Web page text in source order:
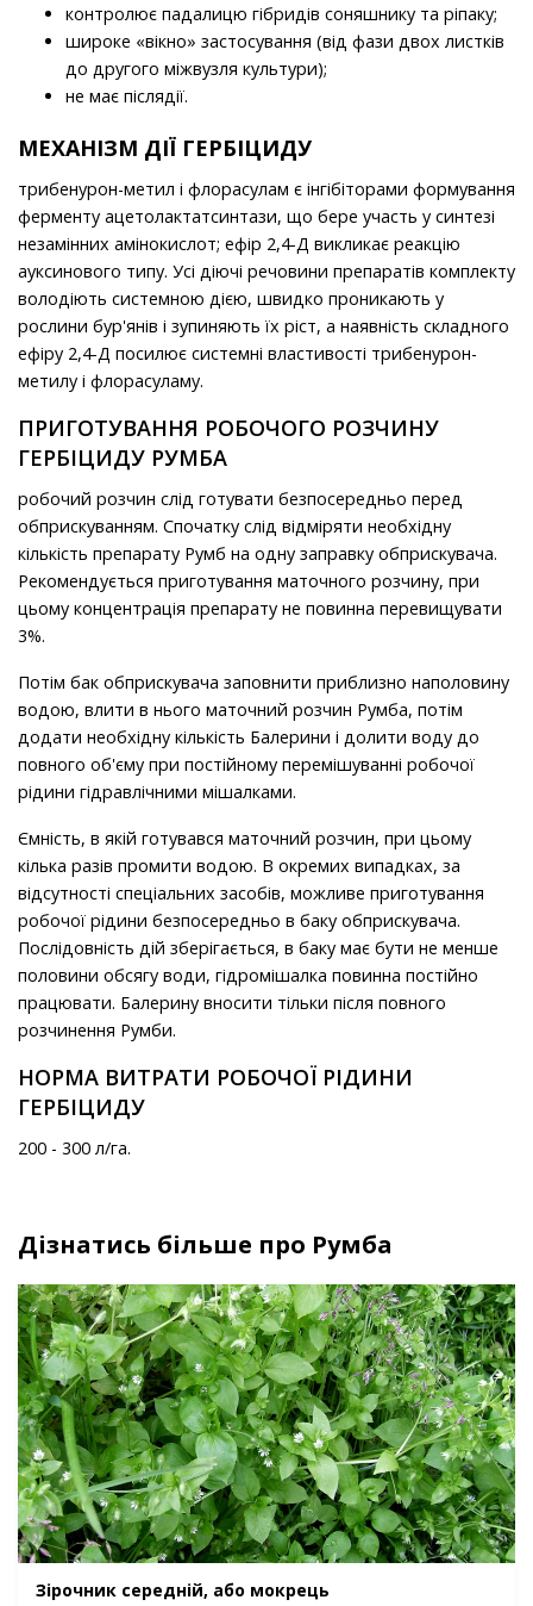
контролює падалицю гібридів соняшнику та ріпаку;
широке «вікно» застосування (від фази двох листків
до другого міжвузля культури);
не має післядії.
МЕХАНІЗМ ДІЇ ГЕРБІЦИДУ
трибенурон-метил і флорасулам є інгібіторами формування
ферменту ацетолактатсинтази, що бере участь у синтезі
незамінних амінокислот; ефір 2,4-Д викликає реакцію
ауксинового типу. Усі діючі речовини препаратів комплекту
володіють системною дією, швидко проникають у
рослини бур'янів і зупиняють їх ріст, а наявність складного
ефіру 2,4-Д посилює системні властивості трибенурон-
метилу і флорасуламу.
ПРИГОТУВАННЯ РОБОЧОГО РОЗЧИНУ
ГЕРБІЦИДУ РУМБА
робочий розчин слід готувати безпосередньо перед
обприскуванням. Спочатку слід відміряти необхідну
кількість препарату Румб на одну заправку обприскувача.
Рекомендується приготування маточного розчину, при
цьому концентрація препарату не повинна перевищувати
3%.
Потім бак обприскувача заповнити приблизно наполовину
водою, влити в нього маточний розчин Румба, потім
додати необхідну кількість Балерини і долити воду до
повного об'єму при постійному перемішуванні робочої
рідини гідравлічними мішалками.
Ємність, в якій готувався маточний розчин, при цьому
кілька разів промити водою. В окремих випадках, за
відсутності спеціальних засобів, можливе приготування
робочої рідини безпосередньо в баку обприскувача.
Послідовність дій зберігається, в баку має бути не менше
половини обсягу води, гідромішалка повинна постійно
працювати. Балерину вносити тільки після повного
розчинення Румби.
НОРМА ВИТРАТИ РОБОЧОЇ РІДИНИ
ГЕРБІЦИДУ
200 - 300 л/га.
Дізнатись більше про Румба
Зірочник середній, або мокрець